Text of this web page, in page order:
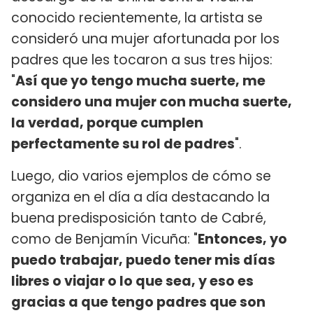
conocido recientemente, la artista se
consideró una mujer afortunada por los
padres que les tocaron a sus tres hijos:
"Así que yo tengo mucha suerte, me
considero una mujer con mucha suerte,
la verdad, porque cumplen
perfectamente su rol de padres".
Luego, dio varios ejemplos de cómo se
organiza en el día a día destacando la
buena predisposición tanto de Cabré,
como de Benjamín Vicuña: "Entonces, yo
puedo trabajar, puedo tener mis días
libres o viajar o lo que sea, y eso es
gracias a que tengo padres que son